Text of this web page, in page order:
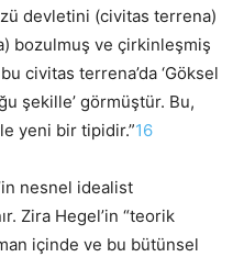
devletini (civitas terrena)
bozulmuş ve çirkinleşmiş
civitas terrena’da ‘Göksel
şekille’ görmüştür. Bu,
yeni bir tipidir.”16
nesnel idealist
Zira Hegel’in “teorik
içinde ve bu bütünsel